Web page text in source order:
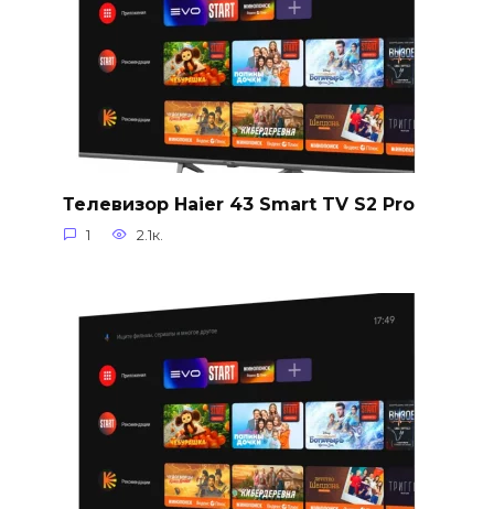
Телевизор Haier 43 Smart TV S2 Pro
1 2.1к.